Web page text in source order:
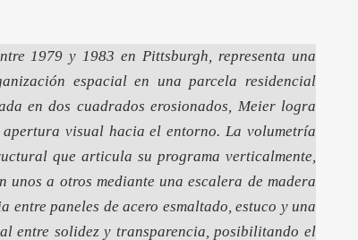
1979 y 1983 en Pittsburgh, representa una
espacial en una parcela residencial
en dos cuadrados erosionados, Meier logra
visual hacia el entorno. La volumetría
que articula su programa verticalmente,
unos a otros mediante una escalera de madera
paneles de acero esmaltado, estuco y una
entre solidez y transparencia, posibilitando el